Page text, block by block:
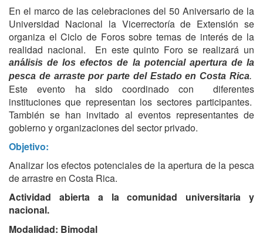
En el marco de las celebraciones del 50 Aniversario de la
Universidad Nacional la Vicerrectoría de Extensión se
organiza el Ciclo de Foros sobre temas de interés de la
realidad nacional. En este quinto Foro se realizará un
análisis de los efectos de la potencial apertura de la
pesca de arraste por parte del Estado en Costa Rica.
Este evento ha sido coordinado con diferentes
instituciones que representan los sectores participantes.
También se han invitado al eventos representantes de
gobierno y organizaciones del sector privado.
Objetivo:
Analizar los efectos potenciales de la apertura de la pesca
de arrastre en Costa Rica.
Actividad abierta a la comunidad universitaria y
nacional.
Modalidad: Bimodal